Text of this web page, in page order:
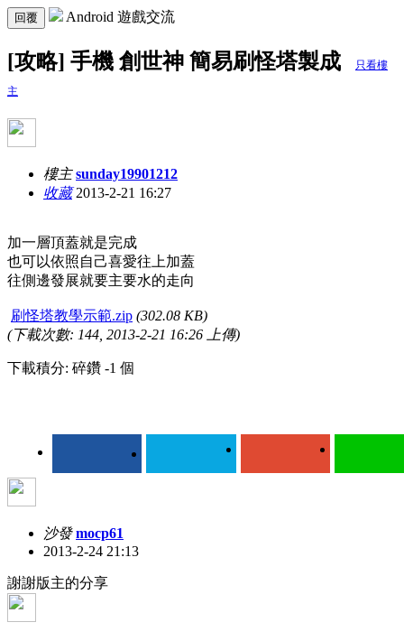
回覆 Android 遊戲交流
[攻略] 手機 創世神 簡易刷怪塔製成 只看樓
主
樓主 sunday19901212
收藏2013-2-21 16:27
加一層頂蓋就是完成
也可以依照自己喜愛往上加蓋
往側邊發展就要主要水的走向
刷怪塔教學示範.zip (302.08 KB)
(下載次數: 144, 2013-2-21 16:26 上傳)
下載積分: 碎鑽 -1 個
沙發 mocp61
2013-2-24 21:13
謝謝版主的分享